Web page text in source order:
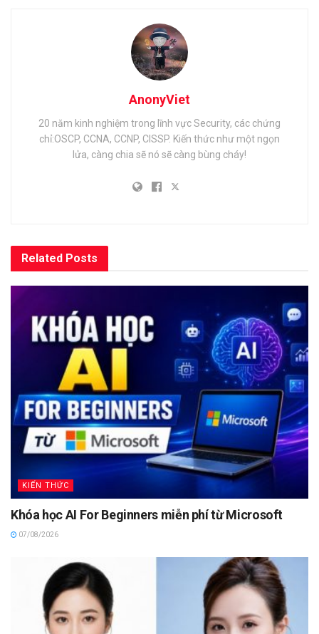
AnonyViet
20 năm kinh nghiệm trong lĩnh vực Security, các chứng
chỉ:OSCP, CCNA, CCNP, CISSP. Kiến thức như một ngọn
lửa, càng chia sẽ nó sẽ càng bùng cháy!
Related Posts
KIẾN THỨC
Khóa học AI For Beginners miễn phí từ Microsoft
07/08/2026